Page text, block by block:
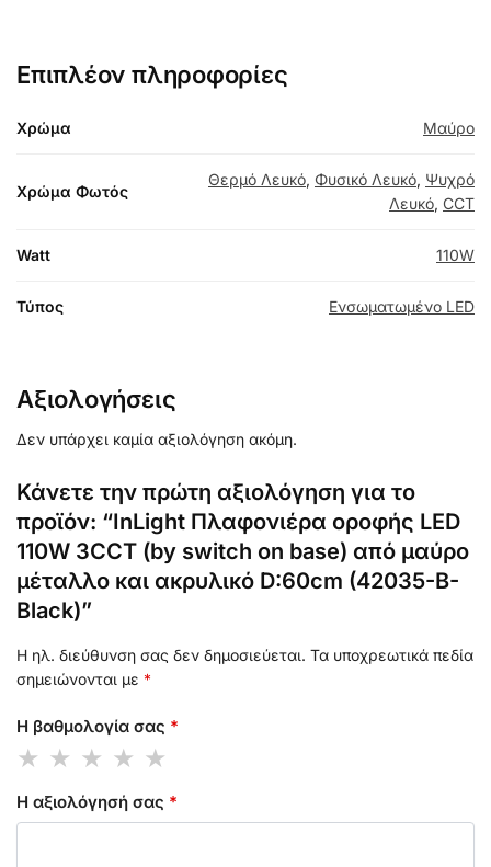
Επιπλέον πληροφορίες
Χρώμα Μαύρο
Χρώμα Φωτός
Θερμό Λευκό, Φυσικό Λευκό, Ψυχρό
Λευκό, CCT
Watt 110W
Τύπος Ενσωματωμένο LED
Αξιολογήσεις
Δεν υπάρχει καμία αξιολόγηση ακόμη.
Κάνετε την πρώτη αξιολόγηση για το
προϊόν: “InLight Πλαφονιέρα οροφής LED
110W 3CCT (by switch on base) από μαύρο
μέταλλο και ακρυλικό D:60cm (42035-B-
Black)”
Η ηλ. διεύθυνση σας δεν δημοσιεύεται. Τα υποχρεωτικά πεδία
σημειώνονται με *
Η βαθμολογία σας *
Η αξιολόγησή σας *